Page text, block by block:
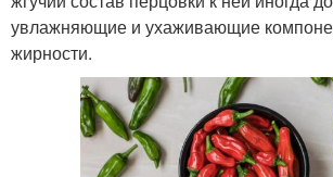
увлажняющие и ухаживающие
жирности.